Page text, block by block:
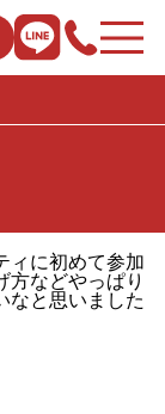
ィに初めて参加
方などやっぱり
なと思いました